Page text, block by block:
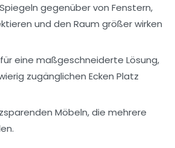
Spiegeln gegenüber von Fenstern,
und den Raum größer wirken
eine maßgeschneiderte Lösung,
zugänglichen Ecken Platz
Möbeln, die mehrere